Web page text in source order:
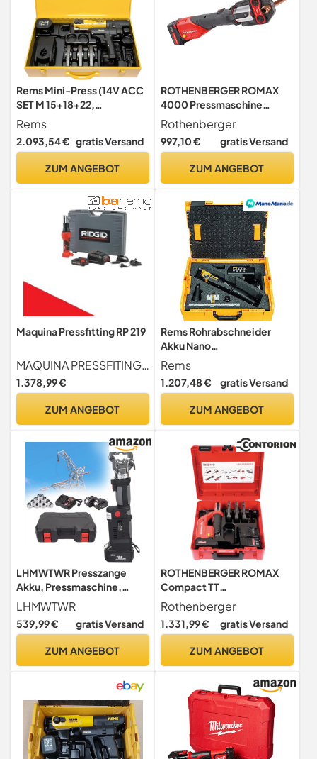
Rems Mini-Press (14V ACC
SET M 15+18+22,
Presszangen, mit 2
schwenkbaren Monoblock-
Pressbacken, kompakte
Rems
2.093,54 € gratis Versand
ZUM ANGEBOT
ROTHENBERGER ROMAX
4000 Pressmaschine
Standard Grundgerät ohne
Akku und Ladegerät |
1000002683 |
Rohrpressmaschine
Rothenberger
997,10 € gratis Versand
ZUM ANGEBOT
Maquina Pressfitting RP 219
MAQUINA PRESSFITING RP 219
1.378,99 €
ZUM ANGEBOT
Rems Rohrabschneider
Akku Nano
(gegendruckrollen aus
gehärtetem Stahl, mit
Tragetasche, 10-40 mm)
Rems
1.207,48 € gratis Versand
ZUM ANGEBOT
LHMWTWR Presszange
Akku, Pressmaschine,
Leistungsstarke
Presszange mit 12
Einsätzen, Elektrische
mm², Professionelles
Kabeln und Endhülsen
LHMWTWR
539,99 € gratis Versand
ZUM ANGEBOT
ROTHENBERGER ROMAX
Compact TT
Pressbackeset, Ladegerät
EU, 2Ah Akku Kapazität, M
Pressbacken Kontur,
Arbeitsbereich
| Radiale Pressmaschine
Rothenberger
1.331,99 € gratis Versand
ZUM ANGEBOT